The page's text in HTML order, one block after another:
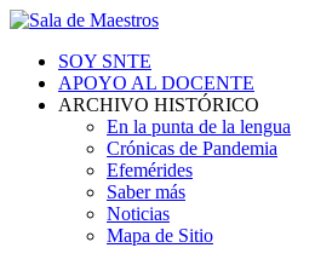
SOY SNTE
APOYO AL DOCENTE
ARCHIVO HISTÓRICO
En la punta de la lengua
Crónicas de Pandemia
Efemérides
Saber más
Noticias
Mapa de Sitio